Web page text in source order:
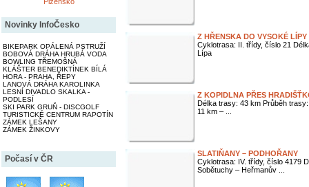
Novinky InfoČesko
BIKEPARK OPÁLENÁ PSTRUŽÍ
BOBOVÁ DRÁHA HRUBÁ VODA
BOWLING TŘEMOŠNÁ
KLÁŠTER BENEDIKTÍNEK BÍLÁ
HORA - PRAHA, ŘEPY
LANOVÁ DRÁHA KAROLINKA
LESNÍ DIVADLO SKALKA -
PODLESÍ
SKI PARK GRUŇ - DISCGOLF
TURISTICKÉ CENTRUM RAPOTÍN
ZÁMEK LEŠANY
ZÁMEK ŽINKOVY
Počasí v ČR
Z HŘENSKA DO VYSOKÉ LÍPY
Cyklotrasa: II. třídy, číslo 21
Lípa
Z KOPIDLNA PŘES
Délka trasy: 43 km Průběh
11 km – ...
SLATIŇANY – PODHOŘANY
Cyklotrasa: IV. třídy, číslo 4179
Sobětuchy – Heřmanův ...